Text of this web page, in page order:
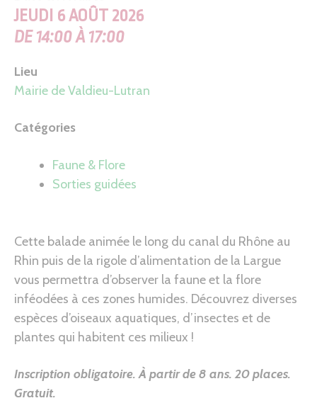
JEUDI 6 AOÛT 2026
DE 14:00 À 17:00
Lieu
Mairie de Valdieu-Lutran
Catégories
Faune & Flore
Sorties guidées
Cette balade animée le long du canal du Rhône au
Rhin puis de la rigole d’alimentation de la Largue
vous permettra d’observer la faune et la flore
inféodées à ces zones humides. Découvrez diverses
espèces d’oiseaux aquatiques, d’insectes et de
plantes qui habitent ces milieux !
Inscription obligatoire.À partir de 8 ans. 20 places.
Gratuit.